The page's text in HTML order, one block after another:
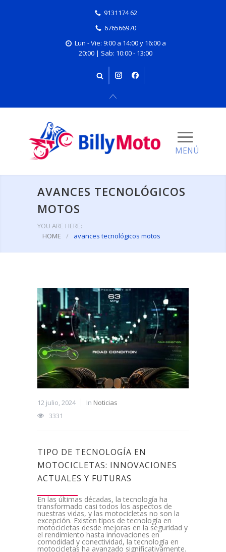
9131174 62
676566970
Lun - Vie: 9:00 a 14:00 y 16:00 a
20:00 | Sab: 10:00 - 13:00
AVANCES TECNOLÓGICOS
MOTOS
YOU ARE HERE:
HOME
/ avances tecnológicos motos
12 julio, 2024 In Noticias
3331
TIPO DE TECNOLOGÍA EN
MOTOCICLETAS: INNOVACIONES
ACTUALES Y FUTURAS
En las últimas décadas, la tecnología ha
transformado casi todos los aspectos de
nuestras vidas, y las motocicletas no son la
excepción. Existen tipos de tecnología en
motocicletas desde mejoras en la seguridad y
el rendimiento hasta innovaciones en
comodidad y conectividad, la tecnología en
motocicletas ha avanzado significativamente.